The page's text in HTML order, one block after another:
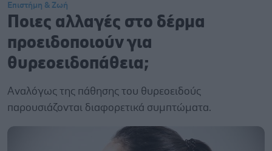
Επιστήμη & Ζωή
Ποιες αλλαγές στο δέρμα
προειδοποιούν για
θυρεοειδοπάθεια;
Αναλόγως της πάθησης του θυρεοειδούς
παρουσιάζονται διαφορετικά συμπτώματα.